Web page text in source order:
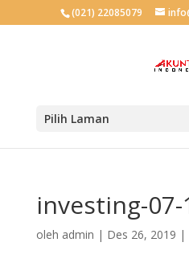
(021) 22085079
Pilih Laman
investing-07-
oleh admin | Des 26, 2019 |